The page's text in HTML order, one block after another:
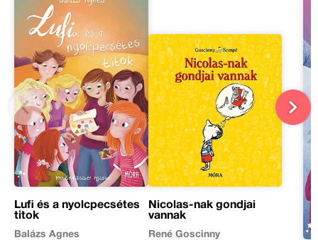
Lufi és a nyolcpecsétes
titok
Balázs Ágnes
Nicolas-nak gondjai
vannak
René Goscinny